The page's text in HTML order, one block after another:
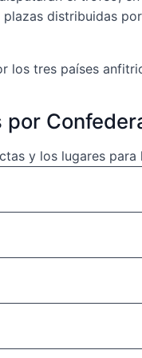
distribuidas
los tres países
y los lugares